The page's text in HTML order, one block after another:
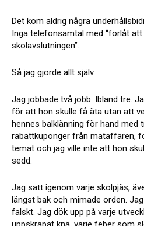
Det kom aldrig några
Inga telefonsamtal med “förlåt att
skolavslutningen”.
Så jag gjorde allt själv.
Jag jobbade två jobb. Ibland tre.
för att hon skulle få äta utan att
hennes balklänning för hand med
rabattkuponger från mataffären,
temat och jag ville inte att hon
sedd.
Jag satt igenom varje skolpjäs,
längst bak och mimade orden.
falskt. Jag dök upp på varje